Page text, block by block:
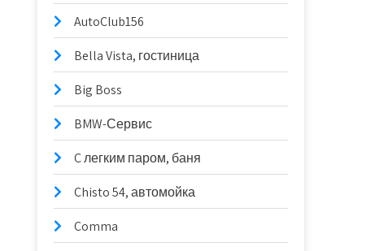
AutoClub156
Bella Vista, гостиница
Big Boss
BMW-Сервис
C легким паром, баня
Chisto 54, автомойка
Comma